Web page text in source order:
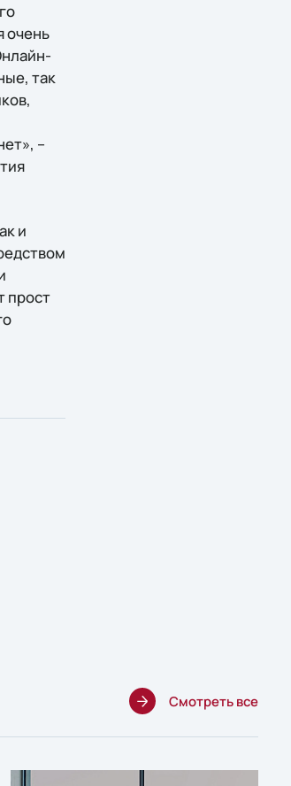
очень
так
–
и
прост
Смотреть все